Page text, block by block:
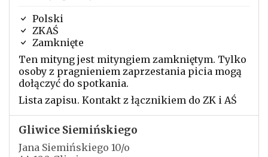
Polski
ZKAŚ
Zamknięte
Ten mityng jest mityngiem zamkniętym. Tylko
osoby z pragnieniem zaprzestania picia mogą
dołączyć do spotkania.
Lista zapisu. Kontakt z łącznikiem do ZK i AŚ
Gliwice Siemińskiego
Jana Siemińskiego 10/o